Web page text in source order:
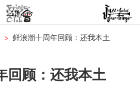
鲜浪潮十周年回顾：还我本土
回顾：还我本土